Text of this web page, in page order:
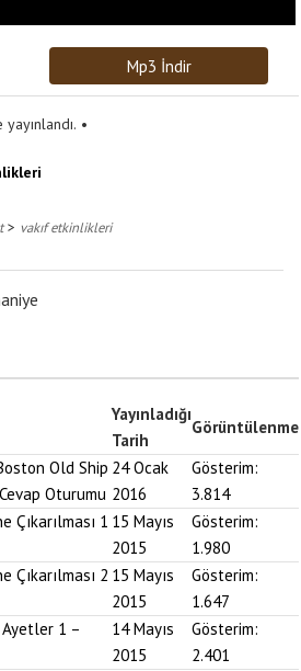
Mp3 İndir
> vakıf etkinlikleri
Yayınladığı
Tarih
Görüntülenme
Old Ship
Oturumu
24 Ocak
2016
Gösterim:
3.814
Çıkarılması 1 15 Mayıs
2015
Gösterim:
1.980
Çıkarılması 2 15 Mayıs
2015
Gösterim:
1.647
Ayetler 1 –
14 Mayıs
2015
Gösterim:
2.401